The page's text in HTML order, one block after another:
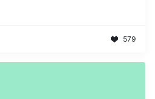
579